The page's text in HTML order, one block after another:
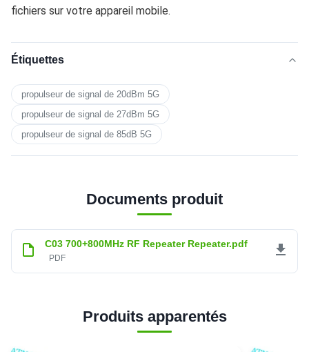
fichiers sur votre appareil mobile.
Étiquettes
propulseur de signal de 20dBm 5G
propulseur de signal de 27dBm 5G
propulseur de signal de 85dB 5G
Documents produit
C03 700+800MHz RF Repeater Repeater.pdf
PDF
Produits apparentés